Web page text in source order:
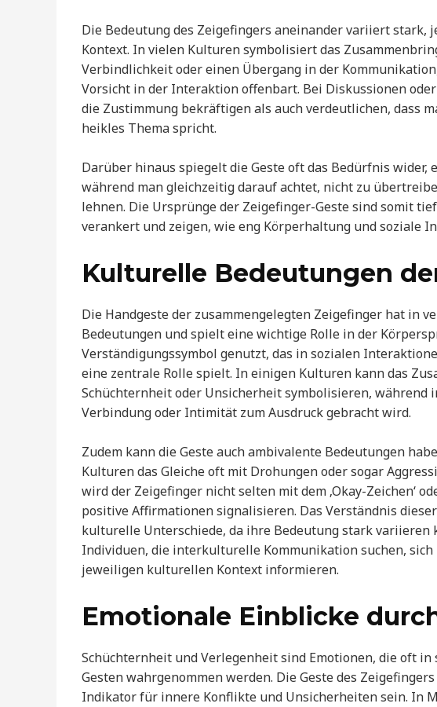
Die Bedeutung des Zeigefingers aneinander variiert stark,
Kontext. In vielen Kulturen symbolisiert das
Verbindlichkeit oder einen Übergang in der
Vorsicht in der Interaktion offenbart. Bei Diskussionen
die Zustimmung bekräftigen als auch verdeutlichen, dass
heikles Thema spricht.
Darüber hinaus spiegelt die Geste oft das Bedürfnis
während man gleichzeitig darauf achtet, nicht zu
lehnen. Die Ursprünge der Zeigefinger-Geste sind somit
verankert und zeigen, wie eng Körperhaltung und soziale
Kulturelle Bedeutungen
Die Handgeste der zusammengelegten Zeigefinger hat in
Bedeutungen und spielt eine wichtige Rolle in der
Verständigungssymbol genutzt, das in sozialen
eine zentrale Rolle spielt. In einigen Kulturen kann das
Schüchternheit oder Unsicherheit symbolisieren, während
Verbindung oder Intimität zum Ausdruck gebracht wird.
Zudem kann die Geste auch ambivalente Bedeutungen
Kulturen das Gleiche oft mit Drohungen oder sogar
wird der Zeigefinger nicht selten mit dem ‚Okay-Zeichen‘
positive Affirmationen signalisieren. Das Verständnis
kulturelle Unterschiede, da ihre Bedeutung stark variieren
Individuen, die interkulturelle Kommunikation suchen,
jeweiligen kulturellen Kontext informieren.
Emotionale Einblicke
Schüchternheit und Verlegenheit sind Emotionen, die oft
Gesten wahrgenommen werden. Die Geste des
Indikator für innere Konflikte und Unsicherheiten sein. In